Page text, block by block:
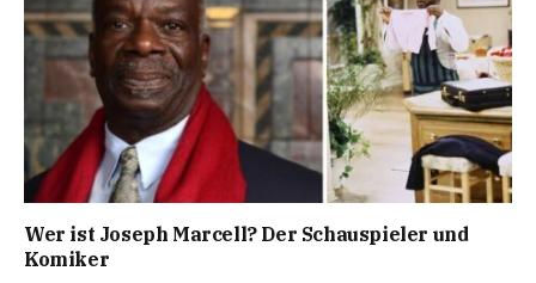
Wer ist Joseph Marcell? Der Schauspieler und
Komiker